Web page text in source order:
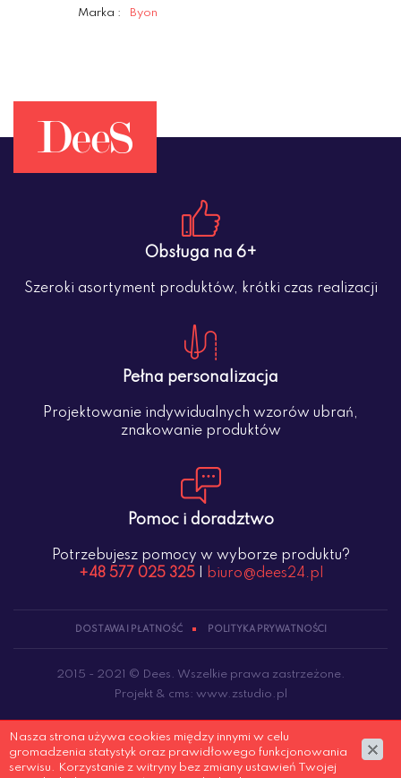
Marka : Byon
Obsługa na 6+
Szeroki asortyment produktów, krótki czas realizacji
Pełna personalizacja
Projektowanie indywidualnych wzorów ubrań,
znakowanie produktów
Pomoc i doradztwo
Potrzebujesz pomocy w wyborze produktu?
+48 577 025 325| biuro@dees24.pl
DOSTAWA I PŁATNOŚĆ POLITYKA PRYWATNOŚCI
2015 - 2021 © Dees. Wszelkie prawa zastrzeżone.
Projekt & cms : www.zstudio.pl
Nasza strona używa cookies między innymi w celu
gromadzenia statystyk oraz prawidłowego funkcjonowania
serwisu. Korzystanie z witryny bez zmiany ustawień Twojej